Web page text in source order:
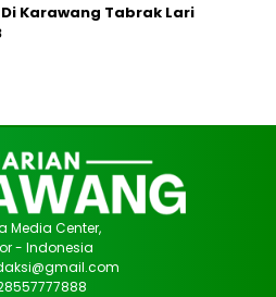
Karawang Tabrak Lari
Media Center,
- Indonesia